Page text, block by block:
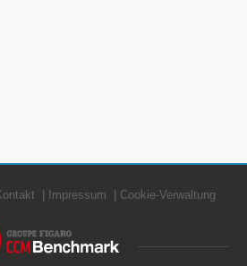
Impressum Cookie-Verwaltung